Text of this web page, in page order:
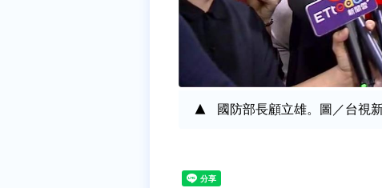
國防部長顧立雄。圖／台視